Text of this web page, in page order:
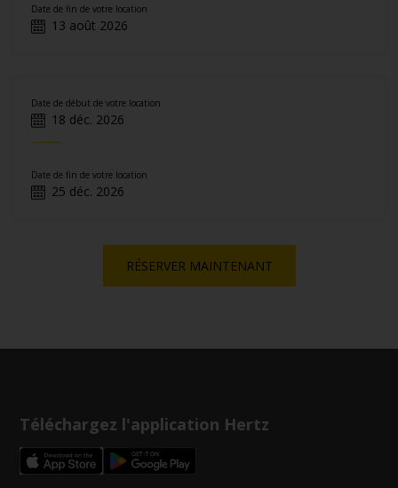
Date de fin de votre location
13 août 2026
Date de début de votre location
18 déc. 2026
Date de fin de votre location
25 déc. 2026
RÉSERVER MAINTENANT
Téléchargez l'application Hertz